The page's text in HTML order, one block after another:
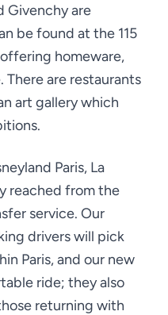
Givenchy are
be found at the 115
homeware,
There are restaurants
art gallery which
Paris, La
reached from the
service. Our
drivers will pick
Paris, and our new
ride; they also
returning with